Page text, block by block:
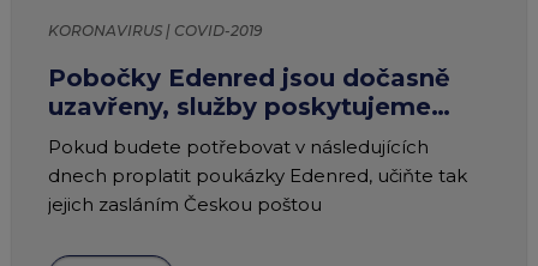
KORONAVIRUS | COVID-2019
Pobočky Edenred jsou dočasně
uzavřeny, služby poskytujeme
nadále!
Pokud budete potřebovat v následujících
dnech proplatit poukázky Edenred, učiňte tak
jejich zasláním Českou poštou